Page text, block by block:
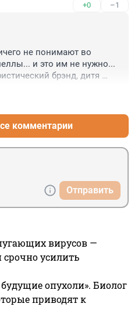
+0 –1
не понимают во
и это им не нужно...
брэнд, дитя
комментарии
Отправить
вирусов —
усилить
опухоли». Биолог
приводят к